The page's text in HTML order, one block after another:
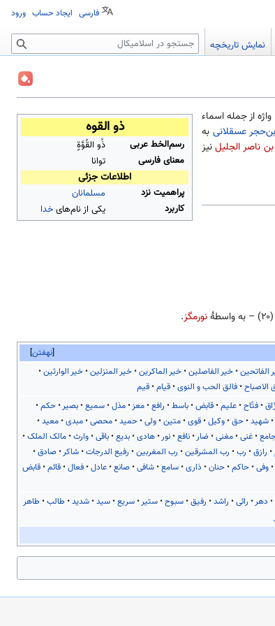
ذو القوه
رسم‌الخط عربی
ذُو القُوَّةٍ
معنای فارسی
توانا
اطلاعات جزئی
پراهمیت نزد
مسلمانان
کاربرد
یکی از نام‌های خدا
از جمله اسماء
عسقلانی به
بن ناصر الجلیلنیز
نورمگز.
نهفتن
الفاتحین خیر الفاصلین خیر الماکرین خیر المنزلین خیر الوارثین
الاصباح فالق الحب و النوی قیام قیم
فتّاح علیم قابض باسط رافع معز مذل سمیع بصیر حکم
شهید حق وکیل قوی متین ولی حمید محصی مبدی معید
غنی مغنی ضار نافع نور هادی بدیع باقی وارث مالک الملک
رازق رب رب المشرقین رب المغربین رفیع الدرجات شاکر صادق
وفی حاکم حنان ذاری سامع شافی صانع عادل فعال قائم قابض
دهر رائی راشد رفیق سبوح ستیر سریع سید شدید طالب طاهر
فارسی ایجاد حساب ورود
نمایش تاریخچه جستجو